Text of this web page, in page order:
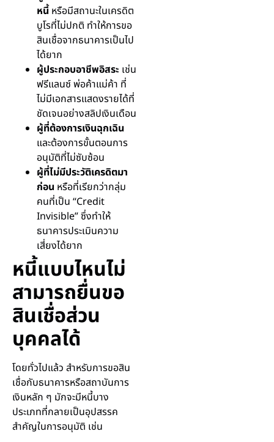
หนี้ หรือมีสถานะในเครดิต
บูโรที่ไม่ปกติ ทำให้การขอ
สินเชื่อจากธนาคารเป็นไป
ได้ยาก
ผู้ประกอบอาชีพอิสระ เช่น
ฟรีแลนซ์ พ่อค้าแม่ค้า ที่
ไม่มีเอกสารแสดงรายได้ที่
ชัดเจนอย่างสลิปเงินเดือน
ผู้ที่ต้องการเงินฉุกเฉิน
และต้องการขั้นตอนการ
อนุมัติที่ไม่ซับซ้อน
ผู้ที่ไม่มีประวัติเครดิตมา
ก่อน หรือที่เรียกว่ากลุ่ม
คนที่เป็น “Credit
Invisible” ซึ่งทำให้
ธนาคารประเมินความ
เสี่ยงได้ยาก
หนี้แบบไหนไม่
สามารถยื่นขอ
สินเชื่อส่วน
บุคคลได้
โดยทั่วไปแล้ว สำหรับการขอสิน
เชื่อกับธนาคารหรือสถาบันการ
เงินหลัก ๆ มักจะมีหนี้บาง
ประเภทที่กลายเป็นอุปสรรค
สำคัญในการอนุมัติ เช่น